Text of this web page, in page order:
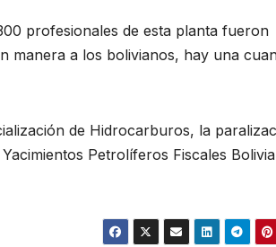
profesionales de esta planta fueron
manera a los bolivianos, hay una
de Hidrocarburos, la
Petrolíferos Fiscales